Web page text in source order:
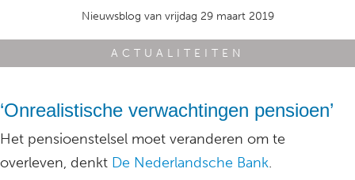
Nieuwsblog van vrijdag 29 maart 2019
ACTUALITEITEN
‘Onrealistische verwachtingen pensioen’
Het pensioenstelsel moet veranderen om te
overleven, denkt De Nederlandsche Bank.